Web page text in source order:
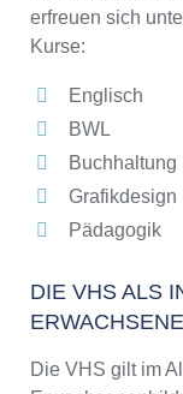
erfreuen sich
Kurse:
Englisch
BWL
Buchhaltung
Grafikdesign
Pädagogik
DIE VHS ALS
Die VHS gilt im